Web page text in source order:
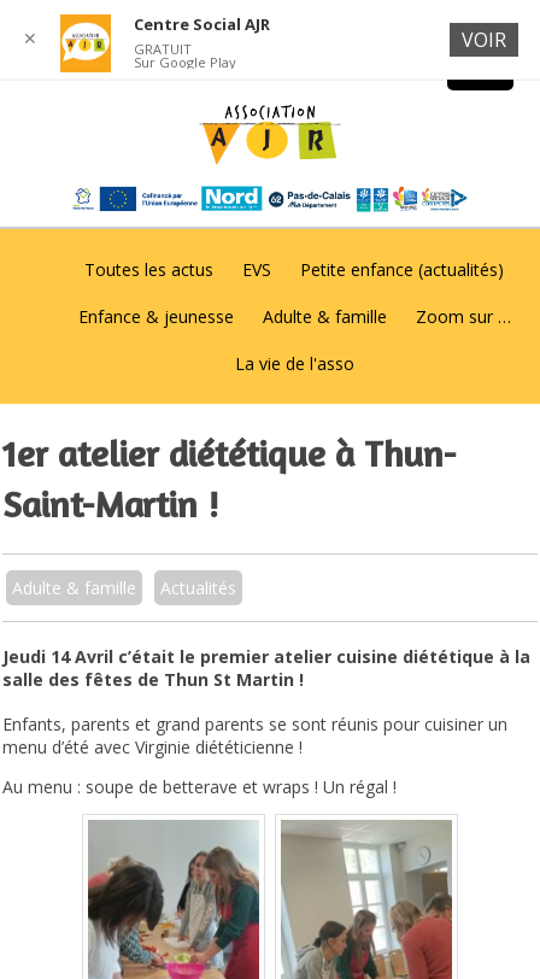
Toutes les actus EVS Petite enfance (actualités)
Enfance & jeunesse Adulte & famille Zoom sur …
La vie de l'asso
1er atelier diététique à Thun-
Saint-Martin !
Adulte & famille Actualités
Jeudi 14 Avril c’était le premier atelier cuisine diététique à la
salle des fêtes de Thun St Martin !
Enfants, parents et grand parents se sont réunis pour cuisiner un
menu d’été avec Virginie diététicienne !
Au menu : soupe de betterave et wraps ! Un régal !
✕
Centre Social AJR
GRATUIT
Sur Google Play
VOIR